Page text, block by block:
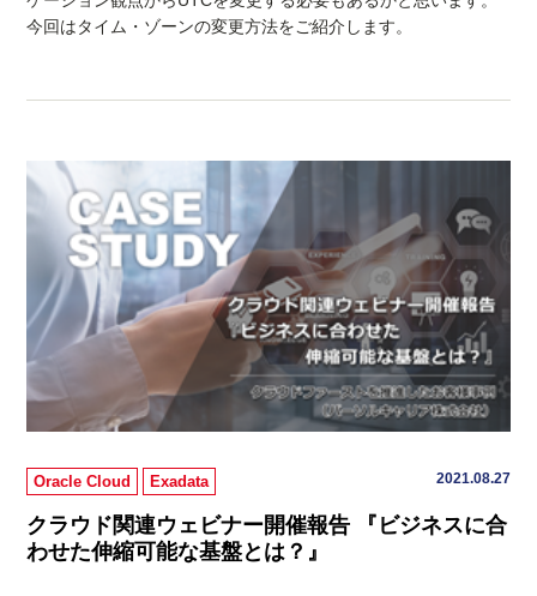
今回はタイム・ゾーンの変更方法をご紹介します。
Oracle Cloud Exadata 2021.08.27
クラウド関連ウェビナー開催報告 『ビジネスに合
わせた伸縮可能な基盤とは？』